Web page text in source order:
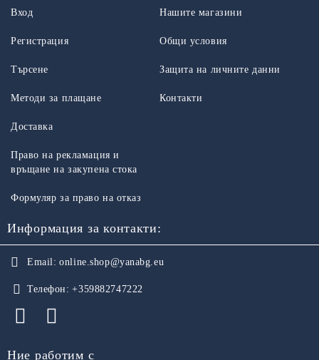
Вход
Регистрация
Търсене
Нашите магазини
Общи условия
Защита на личните данни
Методи за плащане
Доставка
Право на рекламация и
връщане на закупена стока
Формуляр за право на отказ
Контакти
Информация за контакти:
Email: online.shop@yanabg.eu
Телефон: +359882747222
Ние работим с